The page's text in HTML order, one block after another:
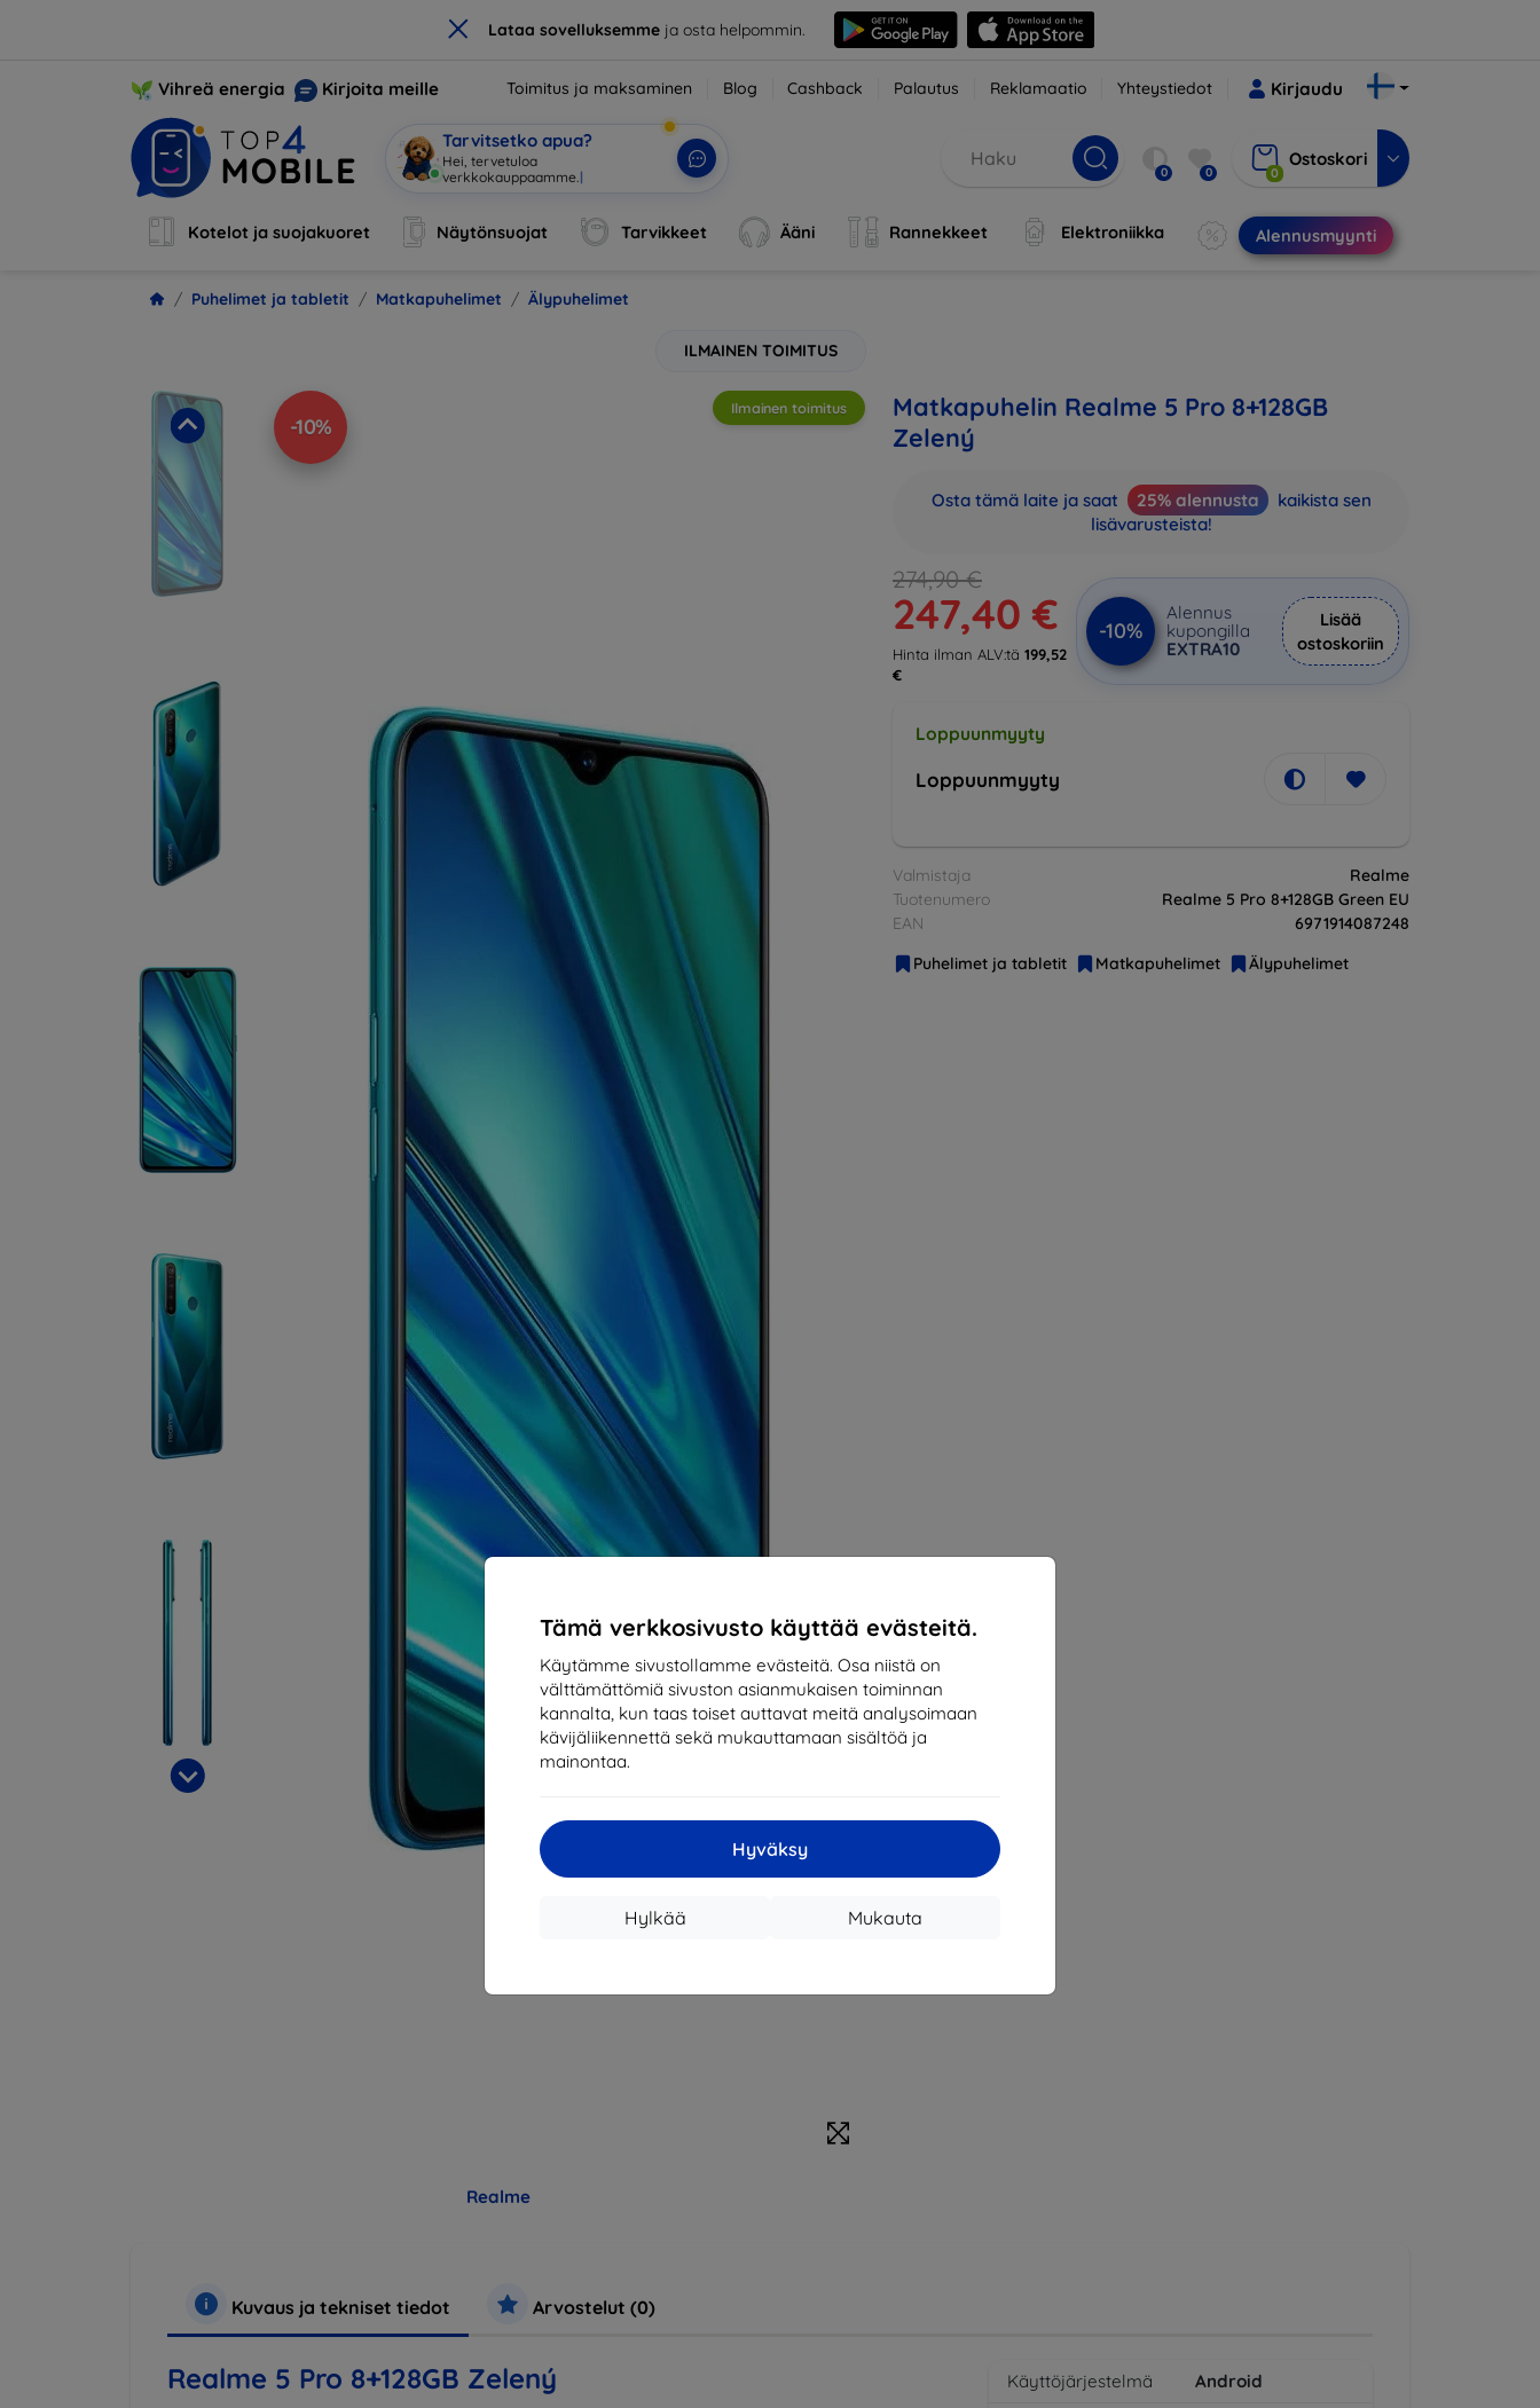
× Lataa sovelluksemmeja osta helpommin.
Tämä verkkosivusto käyttää evästeitä.
Käytämme sivustollamme evästeitä. Osa niistä on
välttämättömiä sivuston asianmukaisen toiminnan
kannalta, kun taas toiset auttavat meitä analysoimaan
kävijäliikennettä sekä mukauttamaan sisältöä ja
mainontaa.
Hyväksy
Mukauta
Hylkää
Vihreä energia Kirjoita meille Toimitus ja maksaminen Blog Cashback Palautus Reklamaatio Yhteystiedot Kirjaudu
Tarvitsetko apua?
Ole| 0 0 0
Ostoskori
Kotelot ja suojakuoret Näytönsuojat Tarvikkeet Ääni Rannekkeet Elektroniikka Alennusmyynti
Puhelimet ja tabletit Matkapuhelimet Älypuhelimet
ILMAINEN TOIMITUS
-10%
Ilmainen toimitus
Realme
Matkapuhelin Realme 5 Pro 8+128GB
Zelený
Osta tämä laite ja saat 25% alennusta
kaikista sen
lisävarusteista!
274,90 €
247,40 €
Hinta ilman ALV:tä 199,52
€
-10%
Alennus
kupongilla
EXTRA10
Lisää
ostoskoriin
Loppuunmyyty
Loppuunmyyty
Valmistaja
Realme
Tuotenumero
Realme 5 Pro 8+128GB Green EU
EAN
6971914087248
Puhelimet ja tabletit
Matkapuhelimet Älypuhelimet
Kuvaus ja tekniset tiedot Arvostelut (0)
Realme 5 Pro 8+128GB Zelený Käyttöjärjestelmä
Android